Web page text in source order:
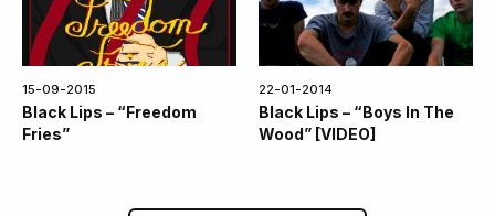
15-09-2015
Black Lips – “Freedom
Fries”
22-01-2014
Black Lips – “Boys In The
Wood” [VIDEO]